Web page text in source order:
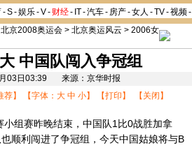
-S-娱乐-V- 财经- IT-汽车- 房产-女人 -TV-视频-
北京2008奥运会 > 北京奥运风云 > 2006女
中国队闯入争冠组
03日03:39 来源：京华时报
荐】 【字体： 大 中 小】 【打印 】 【 关闭 】
组赛昨晚结束，中国队1比0战胜加拿
顺利闯进了争冠组，今天中国姑娘将与B